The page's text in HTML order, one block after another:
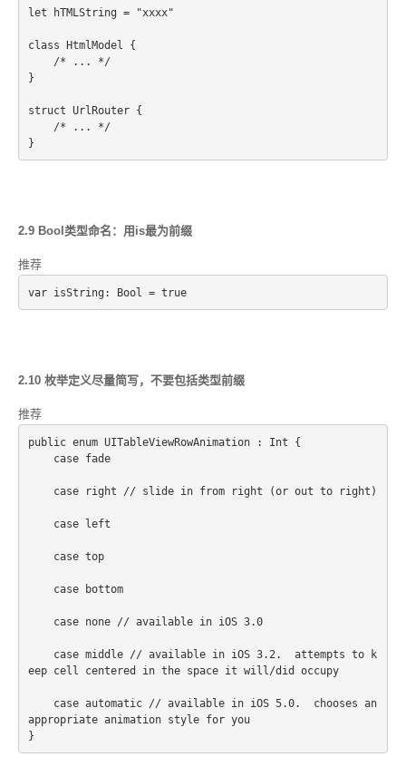
let hTMLString = "xxxx"
class HtmlModel {
    /* ... */
}
struct UrlRouter {
    /* ... */
2.9 Bool类型命名：用is最为前缀
推荐
var isString: Bool = true
2.10 枚举定义尽量简写，不要包括类型前缀
推荐
public enum UITableViewRowAnimation : Int {
    case fade
    case right // slide in from right (or out to right)
    case left
    case top
    case bottom
    case none // available in iOS 3.0
eep cell centered in the space it will/did occupy
appropriate animation style for you